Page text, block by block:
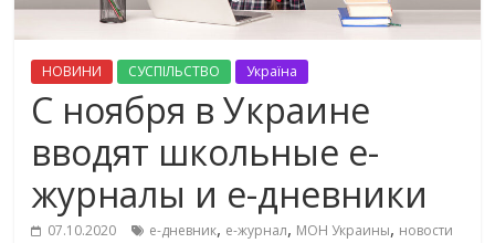
НОВИНИ СУСПІЛЬСТВО Україна
C ноября в Украине
вводят школьные е-
журналы и е-дневники
07.10.2020 е-дневник, е-журнал, МОН Украины, новости